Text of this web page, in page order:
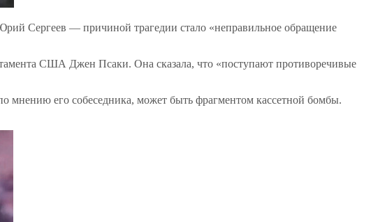
Сергеев — причиной трагедии стало «неправильное обращение
США Джен Псаки. Она сказала, что «поступают противоречивые
мнению его собеседника, может быть фрагментом кассетной бомбы.